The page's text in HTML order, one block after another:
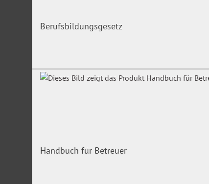
Berufsbildungsgesetz
Handbuch für Betreuer